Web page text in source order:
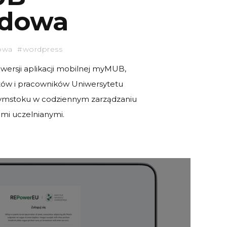
#wordpress
aplikacji mobilnej myMUB,
i pracowników Uniwersytetu
w codziennym zarządzaniu
uczelnianymi.